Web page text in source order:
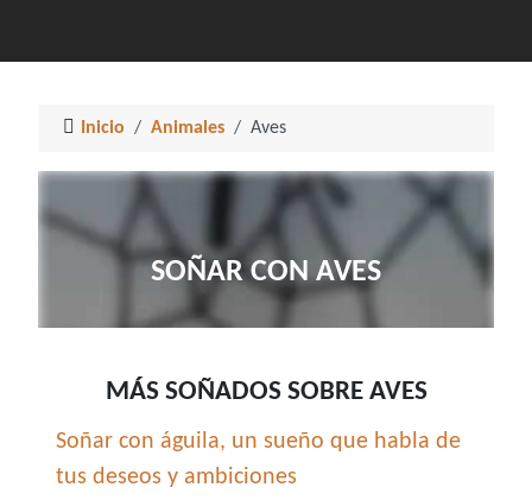
Inicio Animales Aves
SOÑAR CON AVES
MÁS SOÑADOS SOBRE AVES
Soñar con águila, un sueño que habla de
tus deseos y ambiciones